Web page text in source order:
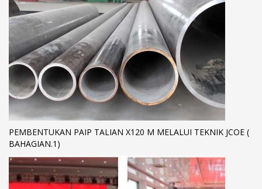
PEMBENTUKAN PAIP TALIAN X120 M MELALUI TEKNIK JCOE (
BAHAGIAN.1)